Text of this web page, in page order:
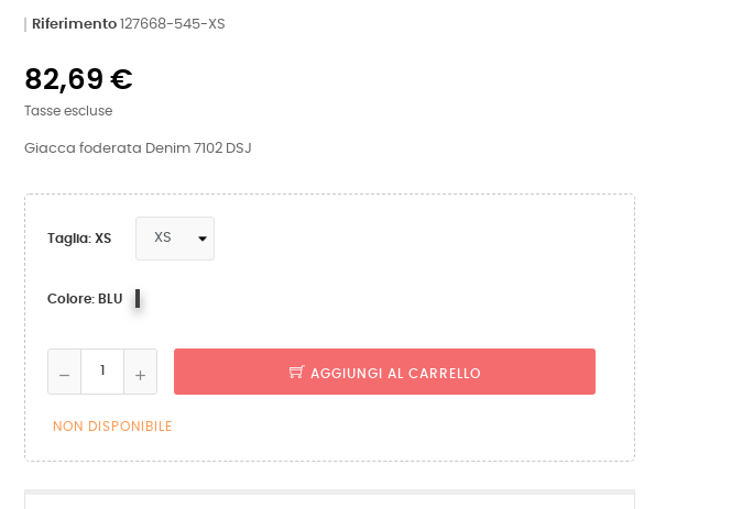
Riferimento 127668-545-XS
82,69 €
Tasse escluse
Giacca foderata Denim 7102 DSJ
Taglia: XS
Colore: BLU
AGGIUNGI AL CARRELLO
NON DISPONIBILE